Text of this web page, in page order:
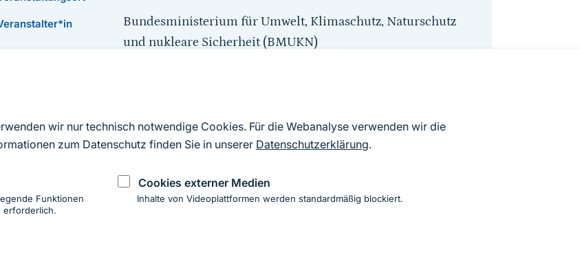
wir nur technisch notwendige Cookies. Für die Webanalyse verwenden wir die
zum Datenschutz finden Sie in unserer Datenschutzerklärung.
Funktionen
erforderlich.
Cookies externer Medien
Inhalte von Videoplattformen werden standardmäßig blockiert.
Bundesministerium für Umwelt, Klimaschutz, Naturschutz
und nukleare Sicherheit (BMUKN)